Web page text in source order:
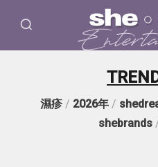
濕疹 / 2026年 /
shebrands